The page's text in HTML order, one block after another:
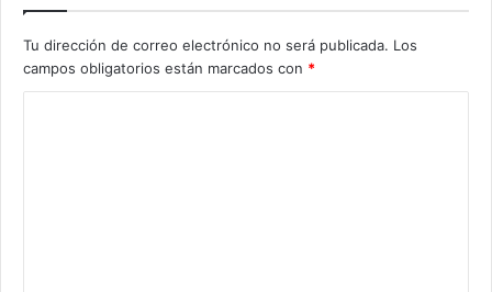
Tu dirección de correo electrónico no será publicada. Los
campos obligatorios están marcados con *